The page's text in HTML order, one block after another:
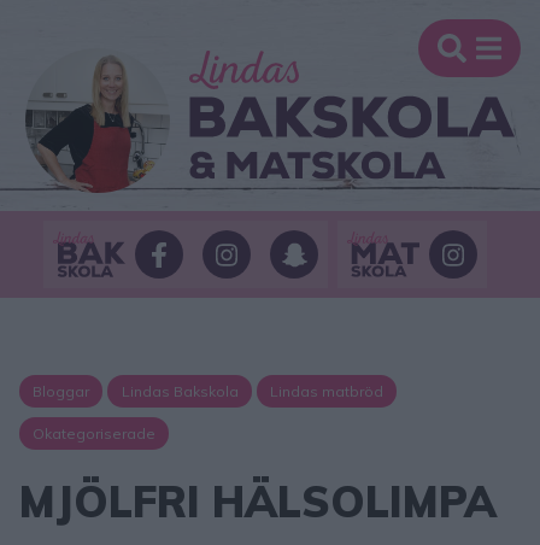
Bloggar Lindas Bakskola Lindas matbröd
Okategoriserade
MJÖLFRI HÄLSOLIMPA